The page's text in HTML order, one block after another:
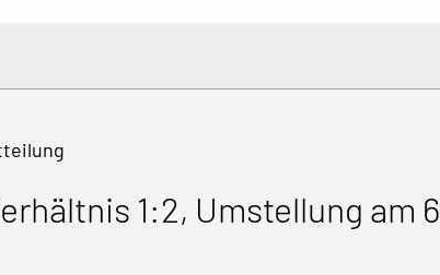
1:2, Umstellung am 6.